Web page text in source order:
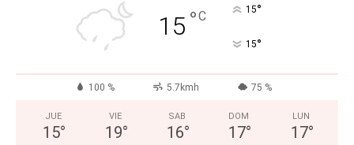
15 °C 15°
15°
100 % 5.7kmh 75 %
JUE
15°
VIE
19°
SAB
16°
DOM
17°
LUN
17°